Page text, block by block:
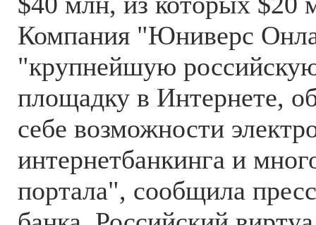
Компания "Юниверс
"крупнейшую
площадку в Интернете,
себе возможности
интернетбанкинга и
портала", сообщила